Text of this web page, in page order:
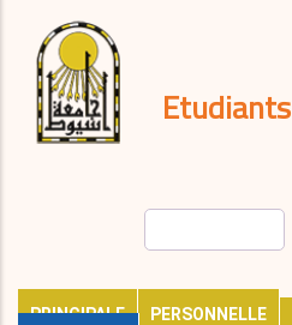
PRINCIPALE
PERSONNELLE
décisions
Expatriés
Journal